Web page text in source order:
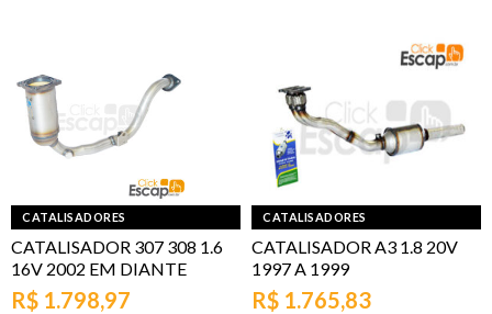
CATALISADORES
CATALISADOR 307 308 1.6
16V 2002 EM DIANTE
R$ 1.798,97
CATALISADORES
CATALISADOR A3 1.8 20V
1997 A 1999
R$ 1.765,83